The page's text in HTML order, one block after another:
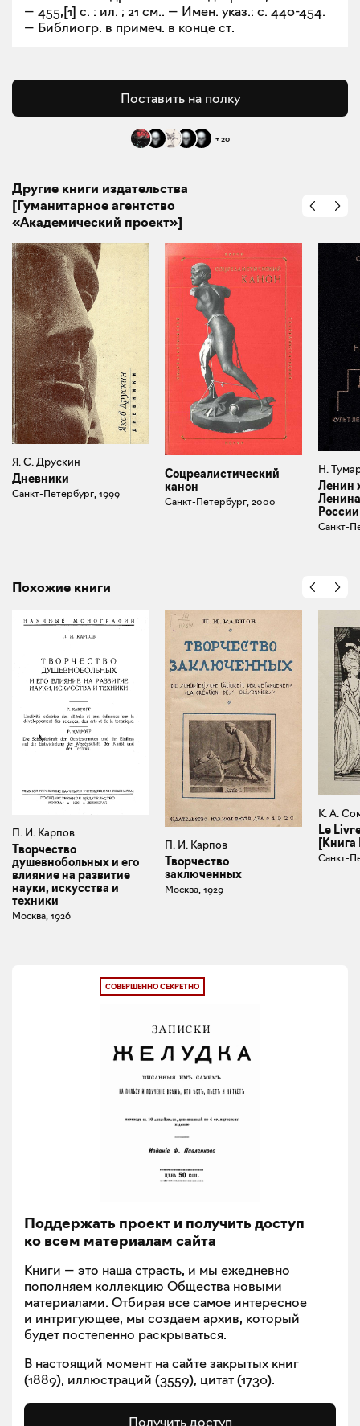
— 455,[1] с. : ил. ; 21 см.. — Имен. указ.: с. 440-454.
— Библиогр. в примеч. в конце ст.
Поставить на полку
+20
Другие книги издательства
[Гуманитарное агентство
«Академический проект»]
Я. С. Друскин
Дневники
Санкт-Петербург, 1999
Соцреалистический
канон
Санкт-Петербург, 2000
Н.
Ленин
России
Санкт-
Похожие книги
П. И. Карпов
Творчество
душевнобольных и его
влияние на развитие
науки, искусства и
техники
Москва, 1926
П. И. Карпов
Творчество
заключенных
Москва, 1929
К. А.
Le
Санкт-
СОВЕРШЕННО СЕКРЕТНО
Поддержать проект и получить доступ
ко всем материалам сайта
Книги — это наша страсть, и мы ежедневно
пополняем коллекцию Общества новыми
материалами. Отбирая все самое интересное
и интригующее, мы создаем архив, который
будет постепенно раскрываться.
В настоящий момент на сайте закрытых книг
(1889), иллюстраций (3559), цитат (1730).
Получить доступ